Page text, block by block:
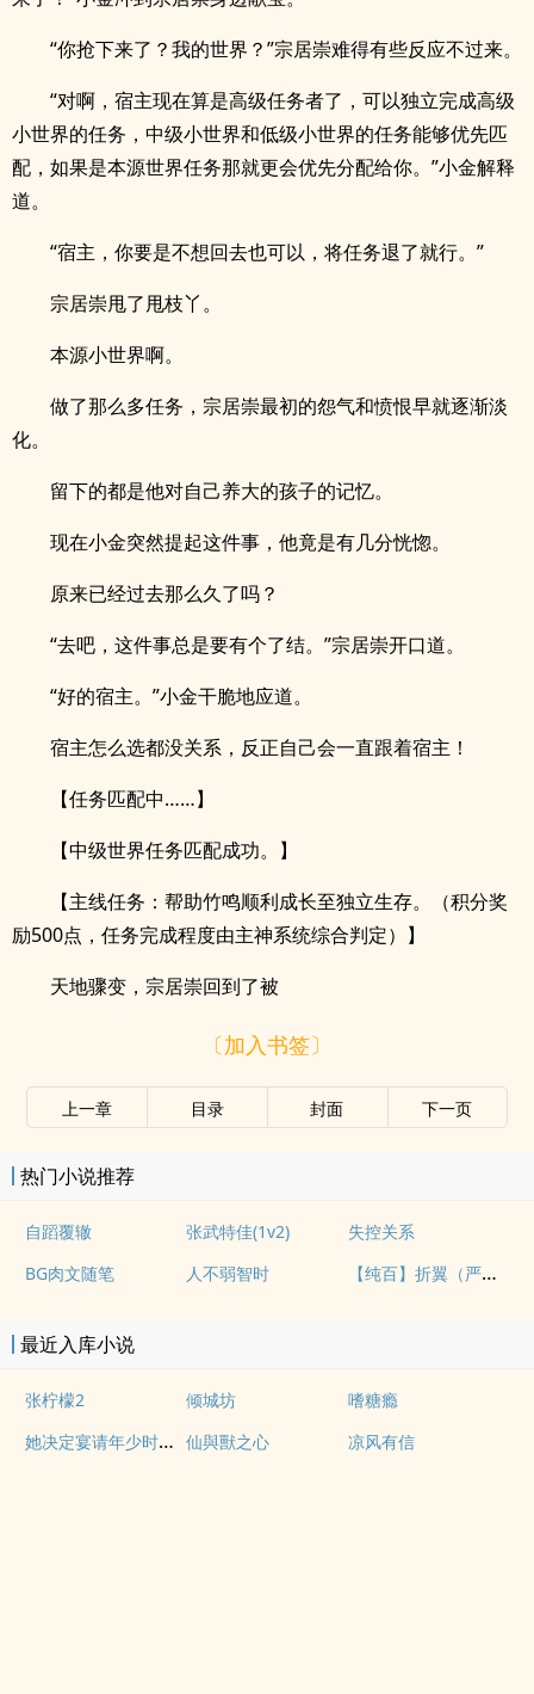
“你抢下来了？我的世界？”宗居崇难得有些反应不过来。
“对啊，宿主现在算是高级任务者了，可以独立完成高级
小世界的任务，中级小世界和低级小世界的任务能够优先匹
配，如果是本源世界任务那就更会优先分配给你。”小金解释
道。
“宿主，你要是不想回去也可以，将任务退了就行。”
宗居崇甩了甩枝丫。
本源小世界啊。
做了那么多任务，宗居崇最初的怨气和愤恨早就逐渐淡
化。
留下的都是他对自己养大的孩子的记忆。
现在小金突然提起这件事，他竟是有几分恍惚。
原来已经过去那么久了吗？
“去吧，这件事总是要有个了结。”宗居崇开口道。
“好的宿主。”小金干脆地应道。
宿主怎么选都没关系，反正自己会一直跟着宿主！
【任务匹配中……】
【中级世界任务匹配成功。】
【主线任务：帮助竹鸣顺利成长至独立生存。（积分奖
励500点，任务完成程度由主神系统综合判定）】
天地骤变，宗居崇回到了被
〔加入书签〕
上一章 目录 封面 下一页
热门小说推荐
自蹈覆辙 张武特佳(1v2)
失控关系
BG肉文随笔
人不弱智时 【纯百】折翼（严厉上司是小鸟）
最近入库小说
张柠檬2 倾城坊 嗜糖瘾
她决定宴请年少时的自己（1v1H） 仙與獸之心 凉风有信